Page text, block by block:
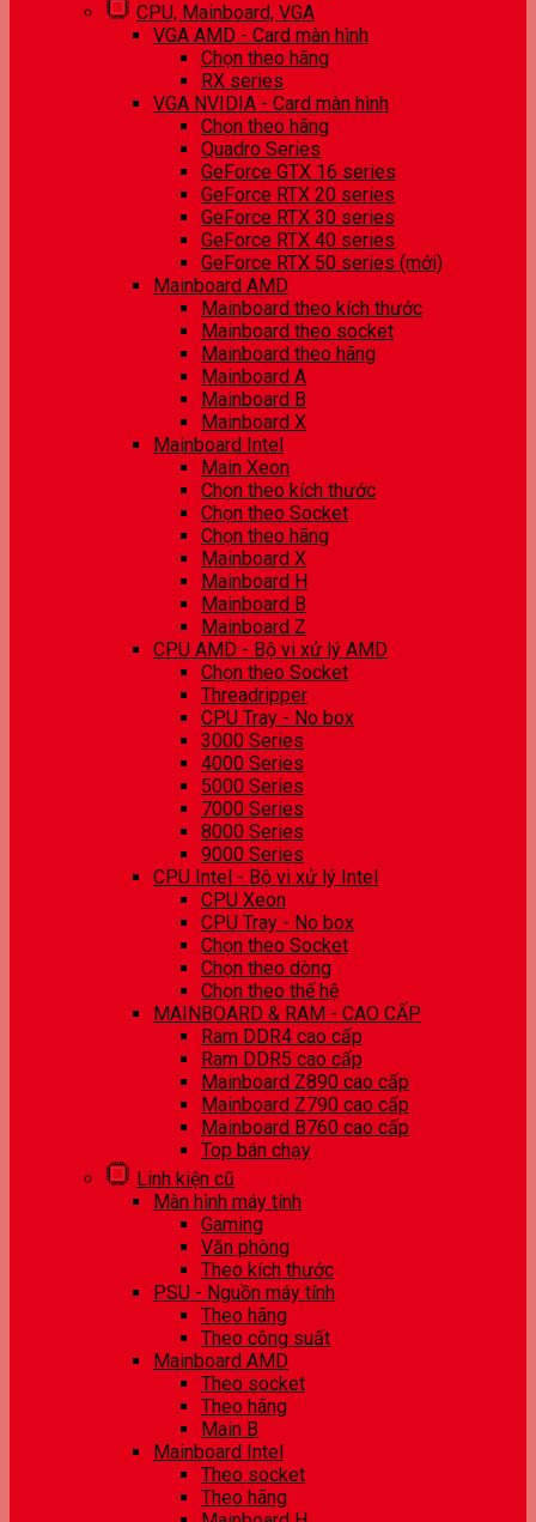
CPU, Mainboard, VGA
VGA AMD - Card màn hình
Chọn theo hãng
RX series
VGA NVIDIA - Card màn hình
Chọn theo hãng
Quadro Series
GeForce GTX 16 series
GeForce RTX 20 series
GeForce RTX 30 series
GeForce RTX 40 series
GeForce RTX 50 series (mới)
Mainboard AMD
Mainboard theo kích thước
Mainboard theo socket
Mainboard theo hãng
Mainboard A
Mainboard B
Mainboard X
Mainboard Intel
Main Xeon
Chọn theo kích thước
Chọn theo Socket
Chọn theo hãng
Mainboard X
Mainboard H
Mainboard B
Mainboard Z
CPU AMD - Bộ vi xử lý AMD
Chọn theo Socket
Threadripper
CPU Tray - No box
3000 Series
4000 Series
5000 Series
7000 Series
8000 Series
9000 Series
CPU Intel - Bộ vi xử lý Intel
CPU Xeon
CPU Tray - No box
Chọn theo Socket
Chọn theo dòng
Chọn theo thế hệ
MAINBOARD & RAM - CAO CẤP
Ram DDR4 cao cấp
Ram DDR5 cao cấp
Mainboard Z890 cao cấp
Mainboard Z790 cao cấp
Mainboard B760 cao cấp
Top bán chạy
Linh kiện cũ
Màn hình máy tính
Gaming
Văn phòng
Theo kích thước
PSU - Nguồn máy tính
Theo hãng
Theo công suất
Mainboard AMD
Theo socket
Theo hãng
Main B
Mainboard Intel
Theo socket
Theo hãng